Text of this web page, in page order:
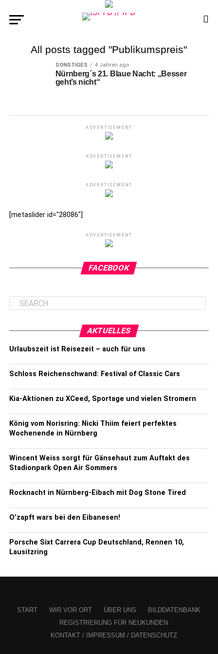
All posts tagged "Publikumspreis"
SONSTIGES 4 Jahren ago
Nürnberg´s 21. Blaue Nacht: „Besser
geht’s nicht“
ADVERTISEMENT
ADVERTISEMENT
ADVERTISEMENT
[metaslider id="28086"]
ADVERTISEMENT
FACEBOOK
AKTUELLES
Urlaubszeit ist Reisezeit – auch für uns
Schloss Reichenschwand: Festival of Classic Cars
Kia-Aktionen zu XCeed, Sportage und vielen Stromern
König vom Norisring: Nicki Thiim feiert perfektes
Wochenende in Nürnberg
Wincent Weiss sorgt für Gänsehaut zum Auftakt des
Stadionpark Open Air Sommers
Rocknacht in Nürnberg-Eibach mit Dog Stone Tired
O’zapft wars bei den Eibanesen!
Porsche Sixt Carrera Cup Deutschland, Rennen 10,
Lausitzring
START WIR VOR ORT ÜBER UNS
BILDDATENBANK
REGISTRIERUNG FÜR NEUKUNDEN
KONTAKT / IMPRESSUM / DATENSCHUTZ